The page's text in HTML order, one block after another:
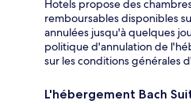
Hotels propose des
remboursables disponibles
annulées jusqu'à quelques
politique d'annulation de
sur les conditions générales
L'hébergement Bach